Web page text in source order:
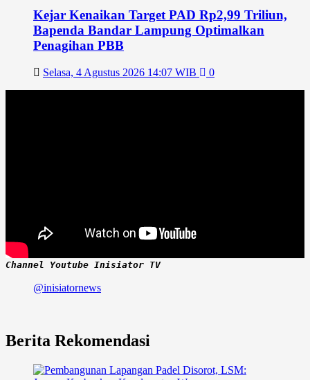
Kejar Kenaikan Target PAD Rp2,99 Triliun,
Bapenda Bandar Lampung Optimalkan
Penagihan PBB
Selasa, 4 Agustus 2026 14:07 WIB 0
Channel Youtube Inisiator TV
@inisiatornews
Berita Rekomendasi